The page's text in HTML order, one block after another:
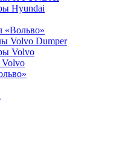
Hyundai
«Вольво»
Volvo Dumper
Volvo
Volvo